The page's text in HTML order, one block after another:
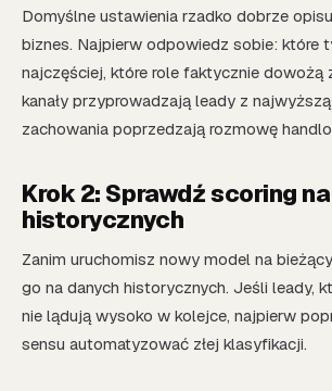
Domyślne ustawienia rzadko dobrze
biznes. Najpierw odpowiedz sobie: które
najczęściej, które role faktycznie dowożą
kanały przyprowadzają leady z
zachowania poprzedzają rozmowę
Krok 2: Sprawdź scoring
historycznych
Zanim uruchomisz nowy model na
go na danych historycznych. Jeśli leady,
nie lądują wysoko w kolejce, najpierw
sensu automatyzować złej klasyfikacji.